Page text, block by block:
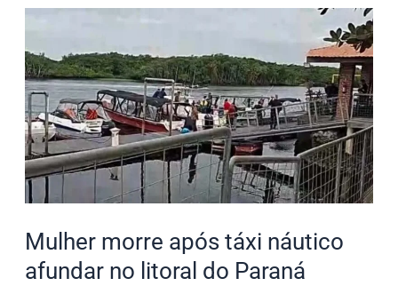
Mulher morre após táxi náutico
afundar no litoral do Paraná
morre
após
táxi
náutico
afundar
no
litoral
Paraná